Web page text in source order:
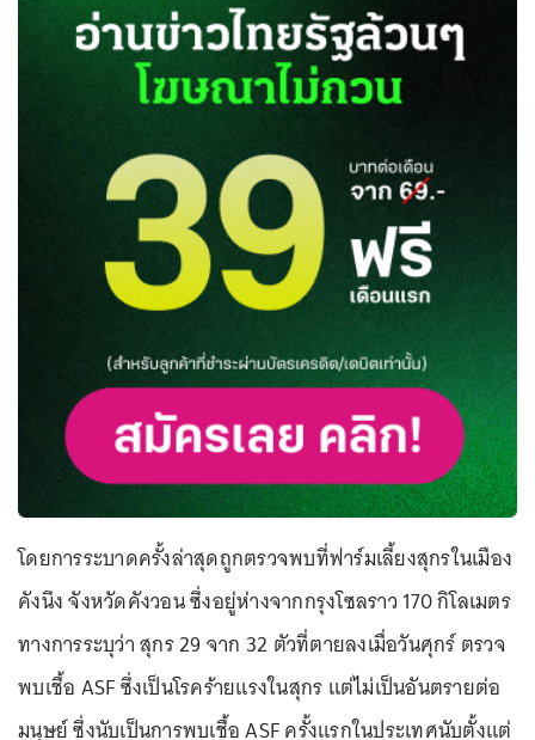
โดยการระบาดครั้งล่าสุดถูกตรวจพบที่ฟาร์มเลี้ยงสุกรในเมือง
คังนึง จังหวัดคังวอน ซึ่งอยู่ห่างจากกรุงโซลราว 170 กิโลเมตร
ทางการระบุว่า สุกร 29 จาก 32 ตัวที่ตายลงเมื่อวันศุกร์ ตรวจ
พบเชื้อ ASF ซึ่งเป็นโรคร้ายแรงในสุกร แต่ไม่เป็นอันตรายต่อ
มนุษย์ ซึ่งนับเป็นการพบเชื้อ ASF ครั้งแรกในประเทศนับตั้งแต่